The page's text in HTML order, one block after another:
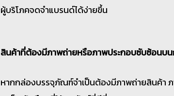
ผู้บริโภคจดจำแบรนด์ได้ง่ายขึ้น
สินค้าที่ต้องมีภาพถ่ายหรือภาพประกอบซับซ้อนบ
หากกล่องบรรจุภัณฑ์จำเป็นต้องมีภาพถ่ายสินค้า